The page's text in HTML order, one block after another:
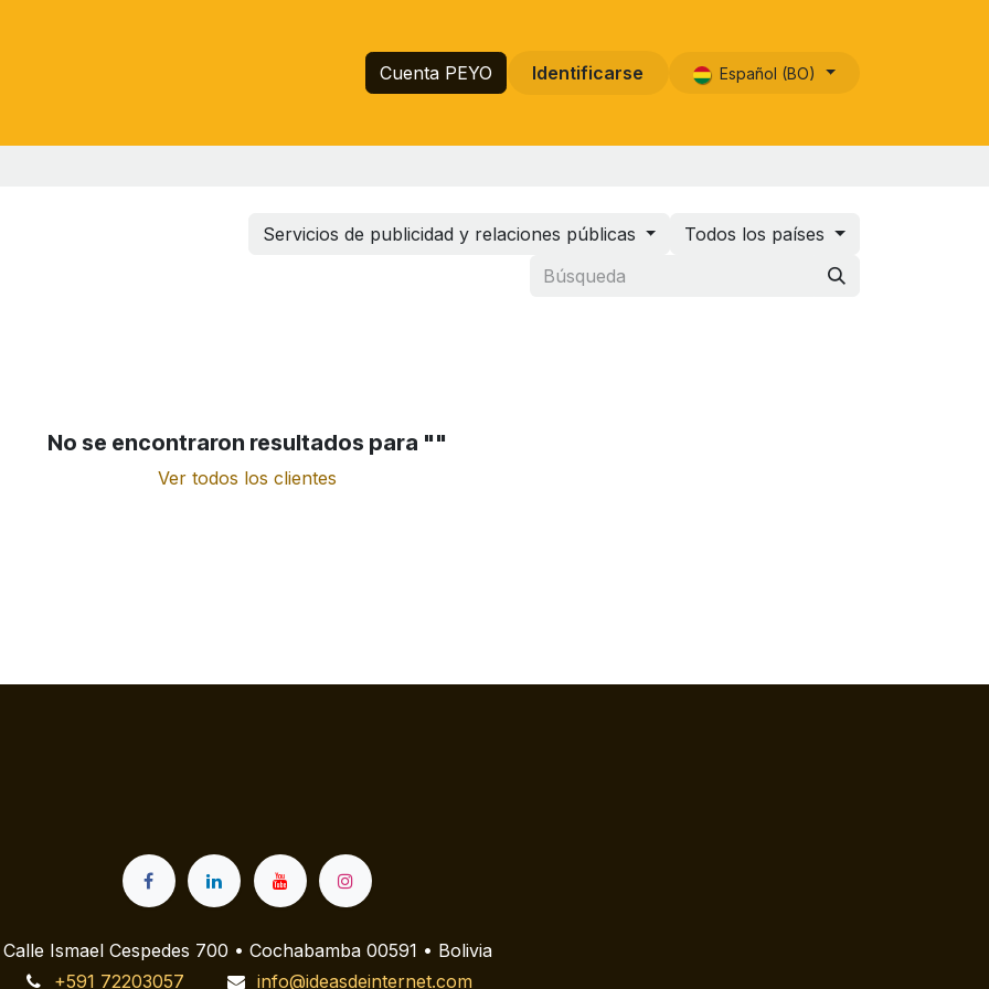
Cuenta PEYO Identificarse Español (BO)
Servicios de publicidad y relaciones públicas Todos los países
No se encontraron resultados para ""
Ver todos los clientes
Calle Ismael Cespedes 700 • Cochabamba 00591 • Bolivia
+591 72203057
info@ideasdeinternet.com